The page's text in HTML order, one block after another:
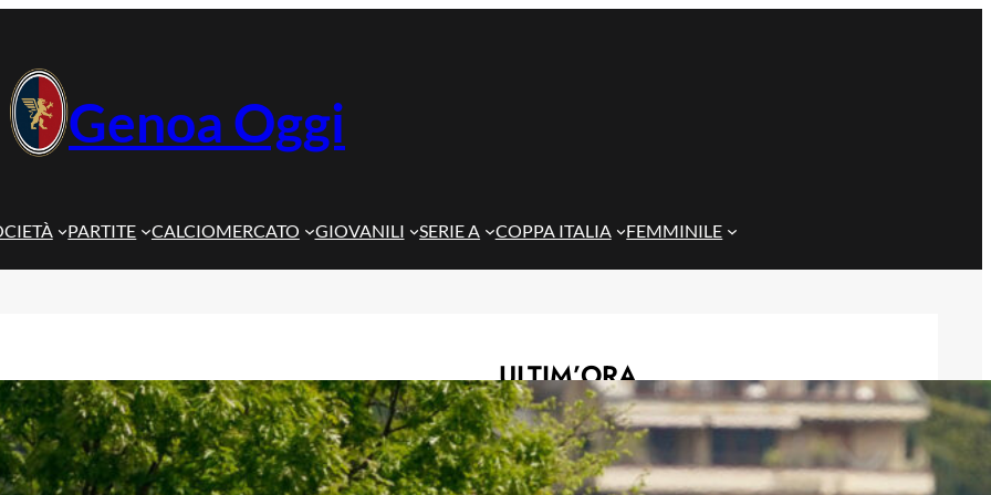
Genoa Oggi
PARTITE CALCIOMERCATO GIOVANILI SERIE A COPPA ITALIA FEMMINILE
ULTIM’ORA
Marroccu riparte dalla Reggiana: il
ricordo della salvezza con il Genoa
6 Agosto 2026